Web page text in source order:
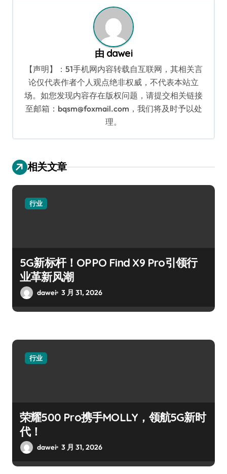
由 dawei
【声明】：51手机网内容转载自互联网，其相关言
论仅代表作者个人观点绝非权威，不代表本站立
场。如您发现内容存在版权问题，请提交相关链接
至邮箱：bqsm@foxmail.com，我们将及时予以处
理。
相关文章
行业
5G新标杆！OPPO Find X9 Pro引领行
业革新风潮
dawei 3 月 31, 2026
行业
荣耀500 Pro携手MOLLY，领航5G新时
代！
dawei 3 月 31, 2026